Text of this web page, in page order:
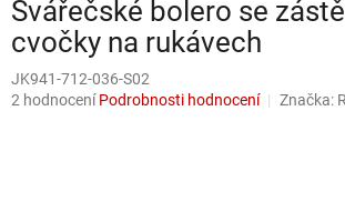
Svářečské bolero se
cvočky na rukávech
JK941-712-036-S02
Průměrné
2 hodnocení Podrobnosti hodnocení Značka: